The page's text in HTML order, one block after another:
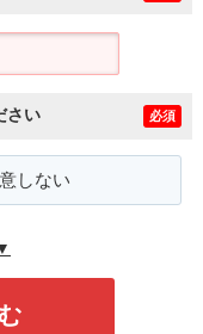
さい 必須
しない